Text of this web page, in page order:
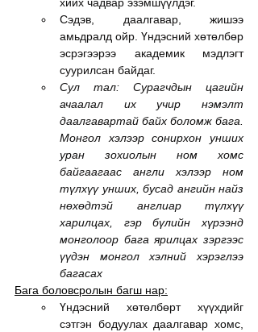
хийх чадвар эзэмшүүлдэг.
Сэдэв, даалгавар, жишээ
амьдралд ойр. Үндэсний хөтөлбөр
эсрэгээрээ академик мэдлэгт
суурилсан байдаг.
Сул тал: Сурагчдын цагийн
ачаалал их учир нэмэлт
даалгавартай байх боломж бага.
Монгол хэлээр сонирхон унших
уран зохиолын ном хомс
байгаагаас англи хэлээр ном
түлхүү унших, бусад ангийн найз
нөхөдтэй англиар түлхүү
харилцах, гэр бүлийн хүрээнд
монголоор бага ярилцах зэргээс
үүдэн монгол хэлний хэрэглээ
багасах
Бага боловсролын багш нар:
Үндэсний хөтөлбөрт хүүхдийг
сэтгэн бодуулах даалгавар хомс,